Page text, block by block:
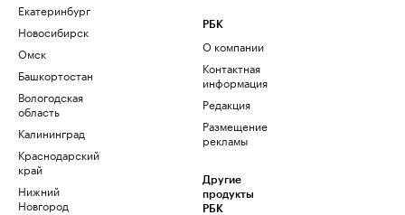
Екатеринбург
Новосибирск
Омск
Башкортостан
Вологодская
область
Калининград
Краснодарский
край
Нижний
Новгород
РБК
О компании
Контактная
информация
Редакция
Размещение
рекламы
Другие
продукты
РБК